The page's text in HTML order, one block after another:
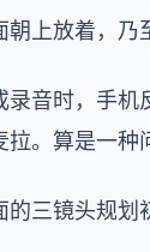
朝上放着，乃
录音时，手机
拉。算是一种
的三镜头规划